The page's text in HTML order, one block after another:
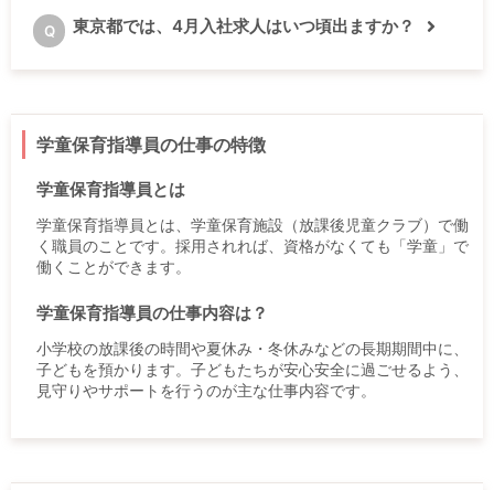
Q 東京都では、4月入社求人はいつ頃出ますか？
学童保育指導員の仕事の特徴
学童保育指導員とは
学童保育指導員とは、学童保育施設（放課後児童クラブ）で働
く職員のことです。採用されれば、資格がなくても「学童」で
働くことができます。
学童保育指導員の仕事内容は？
小学校の放課後の時間や夏休み・冬休みなどの長期期間中に、
子どもを預かります。子どもたちが安心安全に過ごせるよう、
見守りやサポートを行うのが主な仕事内容です。